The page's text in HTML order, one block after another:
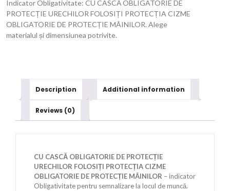
Indicator Obligativitate: CU CASCĂ OBLIGATORIE DE
PROTECȚIE URECHILOR FOLOSIȚI PROTECȚIA CIZME
OBLIGATORIE DE PROTECȚIE MÂINILOR. Alege
materialul și dimensiunea potrivite.
Description Additional information
Reviews (0)
CU CASCĂ OBLIGATORIE DE PROTECȚIE
URECHILOR FOLOSIȚI PROTECȚIA CIZME
OBLIGATORIE DE PROTECȚIE MÂINILOR – indicator
Obligativitate pentru semnalizare la locul de muncă.